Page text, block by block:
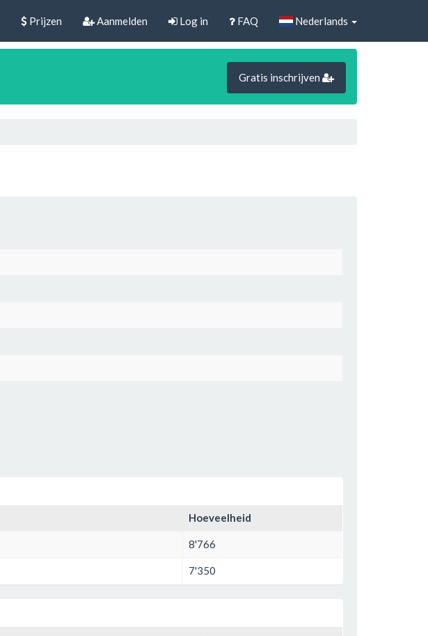
Prijzen Aanmelden Log in FAQ Nederlands
Gratis inschrijven
Hoeveelheid
8'766
7'350